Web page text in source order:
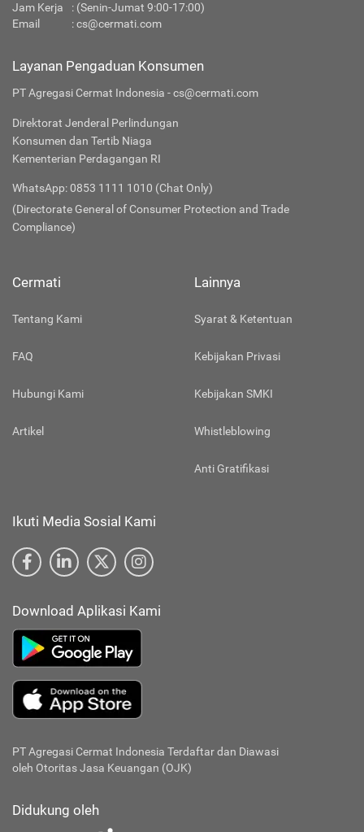
Jam Kerja
: (Senin-Jumat 9:00-17:00)
Email
:cs@cermati.com
Layanan Pengaduan Konsumen
PT Agregasi Cermat Indonesia - cs@cermati.com
Direktorat Jenderal Perlindungan
Konsumen dan Tertib Niaga
Kementerian Perdagangan RI
WhatsApp: 0853 1111 1010 (Chat Only)
(Directorate General of Consumer Protection and Trade
Compliance)
Cermati
Tentang Kami
FAQ
Hubungi Kami
Artikel
Lainnya
Syarat & Ketentuan
Kebijakan Privasi
Kebijakan SMKI
Whistleblowing
Anti Gratifikasi
Ikuti Media Sosial Kami
Download Aplikasi Kami
PT Agregasi Cermat Indonesia Terdaftar dan Diawasi
oleh Otoritas Jasa Keuangan (OJK)
Didukung oleh